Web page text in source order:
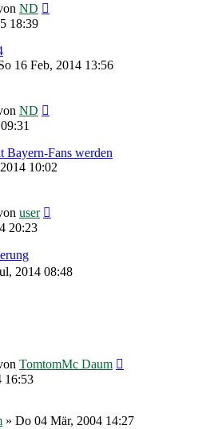
ND
18:39
16 Feb, 2014 13:56
ND
Bayern-Fans werden
10:02
user
20:23
2014 08:48
TomtomMc Daum
16:53
» Do 04 Mär, 2004 14:27